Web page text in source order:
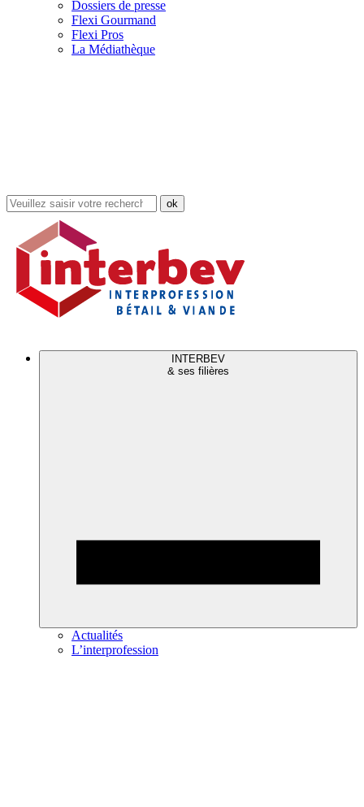
Dossiers de presse
Flexi Gourmand
Flexi Pros
La Médiathèque
Rechercher
dans
site
INTERBEV
& ses filières
Actualités
L’interprofession